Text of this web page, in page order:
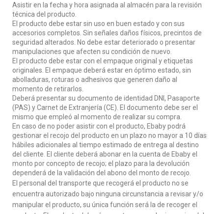
Asistir en la fecha y hora asignada al almacén para la revisión
técnica del producto.
El producto debe estar sin uso en buen estado y con sus
accesorios completos. Sin señales daños físicos, precintos de
seguridad alterados. No debe estar deteriorado o presentar
manipulaciones que afecten su condición de nuevo.
El producto debe estar con el empaque original y etiquetas
originales. El empaque deberá estar en óptimo estado, sin
abolladuras, roturas o adhesivos que generen daño al
momento de retirarlos.
Deberá presentar su documento de identidad DNI, Pasaporte
(PAS) y Carnet de Extranjería (CE). El documento debe ser el
mismo que empleó al momento de realizar su compra.
En caso de no poder asistir con el producto, Ebaby podrá
gestionar el recojo del producto en un plazo no mayor a 10 días
hábiles adicionales al tiempo estimado de entrega al destino
del cliente. El cliente deberá abonar en la cuenta de Ebaby el
monto por concepto de recojo; el plazo para la devolución
dependerá de la validación del abono del monto de recojo.
El personal del transporte que recogerá el producto no se
encuentra autorizado bajo ninguna circunstancia a revisar y/o
manipular el producto, su única función será la de recoger el